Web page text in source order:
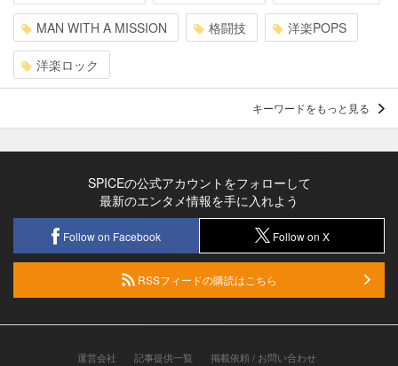
MAN WITH A MISSION 格闘技 洋楽POPS
洋楽ロック
キーワードをもっと見る
SPICEの公式アカウントをフォローして
最新のエンタメ情報を手に入れよう
Follow on Facebook Follow on X
RSSフィードの購読はこちら
運営会社 記事提供一覧 掲載依頼 / お問い合わせ